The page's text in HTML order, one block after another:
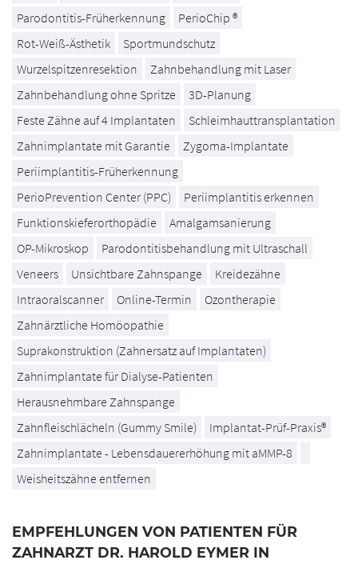
Parodontitis-Früherkennung
PerioChip ®
Rot-Weiß-Ästhetik
Sportmundschutz
Wurzelspitzenresektion
Zahnbehandlung mit Laser
Zahnbehandlung ohne Spritze
3D-Planung
Feste Zähne auf 4 Implantaten
Schleimhauttransplantation
Zahnimplantate mit Garantie
Zygoma-Implantate
Periimplantitis-Früherkennung
PerioPrevention Center (PPC)
Periimplantitis erkennen
Funktionskieferorthopädie
Amalgamsanierung
OP-Mikroskop
Parodontitisbehandlung mit Ultraschall
Veneers
Unsichtbare Zahnspange
Kreidezähne
Intraoralscanner
Online-Termin
Ozontherapie
Zahnärztliche Homöopathie
Suprakonstruktion (Zahnersatz auf Implantaten)
Zahnimplantate für Dialyse-Patienten
Herausnehmbare Zahnspange
Zahnfleischlächeln (Gummy Smile)
Implantat-Prüf-Praxis®
Zahnimplantate - Lebensdauererhöhung mit aMMP-8
Weisheitszähne entfernen
EMPFEHLUNGEN VON PATIENTEN FÜR
ZAHNARZT DR. HAROLD EYMER IN